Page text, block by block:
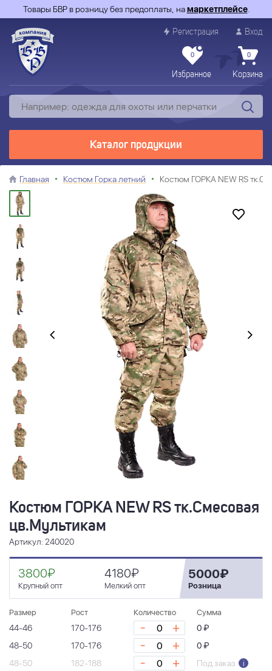
Товары БВР в розницу без предоплаты, намаркетплейсе.
Регистрация Вход
0
Избранное
0
Корзина
Каталог продукции
Главная Костюм Горка летний Костюм ГОРКА NEW RS
Костюм ГОРКА NEW RS тк.Смесовая
цв.Мультикам
Артикул: 240020
3800₽
Крупный опт
4180₽
Мелкий опт
5000₽
Розница
Размер Рост Количество Сумма
44-46 170-176 - +
0 ₽
48-50
170-176 - +
0 ₽
48-50
182-188 - + Под заказ
i